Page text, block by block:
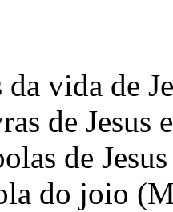
da vida de
de Jesus
de Jesus
do joio